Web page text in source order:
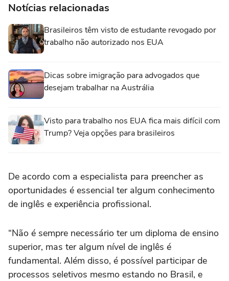
Notícias relacionadas
Brasileiros têm visto de estudante revogado por
trabalho não autorizado nos EUA
Dicas sobre imigração para advogados que
desejam trabalhar na Austrália
Visto para trabalho nos EUA fica mais difícil com
Trump? Veja opções para brasileiros
De acordo com a especialista para preencher as
oportunidades é essencial ter algum conhecimento
de inglês e experiência profissional.
“Não é sempre necessário ter um diploma de ensino
superior, mas ter algum nível de inglês é
fundamental. Além disso, é possível participar de
processos seletivos mesmo estando no Brasil, e